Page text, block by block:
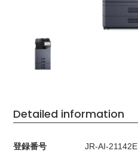
Detailed information
登録番号 JR-AI-21142E